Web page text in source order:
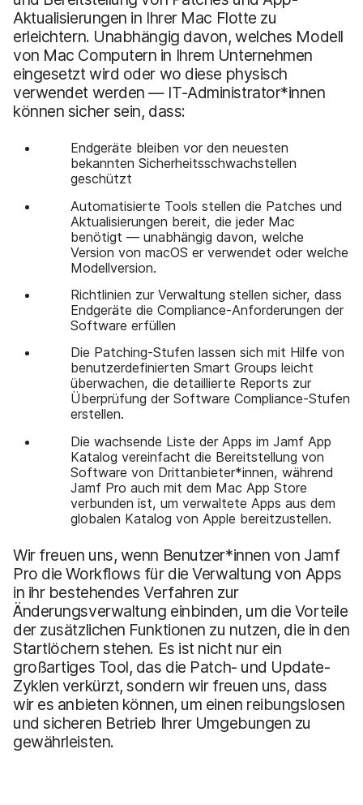
Aktualisierungen in Ihrer Mac Flotte zu
erleichtern. Unabhängig davon, welches Modell
von Mac Computern in Ihrem Unternehmen
eingesetzt wird oder wo diese physisch
verwendet werden — IT-Administrator*innen
können sicher sein, dass:
Endgeräte bleiben vor den neuesten
bekannten Sicherheitsschwachstellen
geschützt
Automatisierte Tools stellen die Patches und
Aktualisierungen bereit, die jeder Mac
benötigt — unabhängig davon, welche
Version von macOS er verwendet oder welche
Modellversion.
Richtlinien zur Verwaltung stellen sicher, dass
Endgeräte die Compliance-Anforderungen der
Software erfüllen
Die Patching-Stufen lassen sich mit Hilfe von
benutzerdefinierten Smart Groups leicht
überwachen, die detaillierte Reports zur
Überprüfung der Software Compliance-Stufen
erstellen.
Die wachsende Liste der Apps im Jamf App
Katalog vereinfacht die Bereitstellung von
Software von Drittanbieter*innen, während
Jamf Pro auch mit dem Mac App Store
verbunden ist, um verwaltete Apps aus dem
globalen Katalog von Apple bereitzustellen.
Wir freuen uns, wenn Benutzer*innen von Jamf
Pro die Workflows für die Verwaltung von Apps
in ihr bestehendes Verfahren zur
Änderungsverwaltung einbinden, um die Vorteile
der zusätzlichen Funktionen zu nutzen, die in den
Startlöchern stehen. Es ist nicht nur ein
großartiges Tool, das die Patch- und Update-
Zyklen verkürzt, sondern wir freuen uns, dass
wir es anbieten können, um einen reibungslosen
und sicheren Betrieb Ihrer Umgebungen zu
gewährleisten.